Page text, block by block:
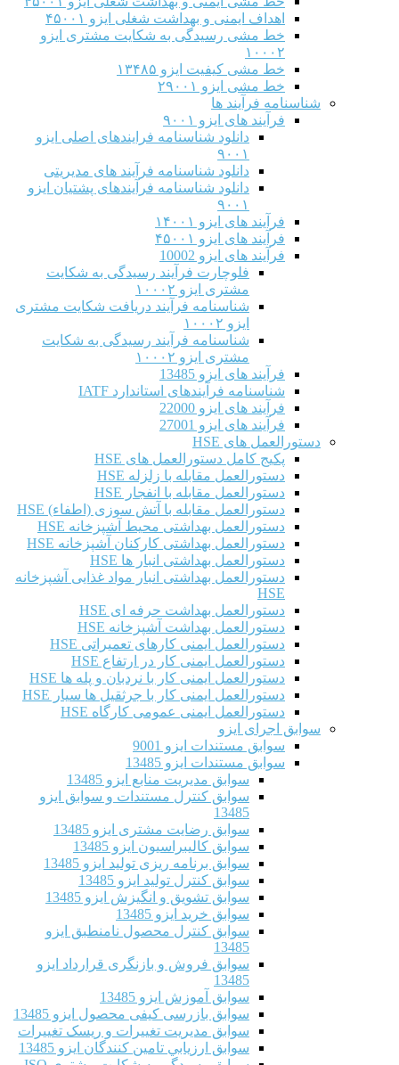
اهداف ایمنی و بهداشت شغلی ایزو ۴۵۰۰۱
خط مشی رسیدگی به شکایت مشتری ایزو
۱۰۰۰۲
خط مشی کیفیت ایزو ۱۳۴۸۵
خط مشی ایزو ۲۹۰۰۱
شناسنامه فرآیند ها
فرآیند های ایزو ۹۰۰۱
دانلود شناسنامه فرایندهای اصلی ایزو
۹۰۰۱
دانلود شناسنامه فرآیند های مدیریتی
دانلود شناسنامه فرآیندهای پشتیان ایزو
۹۰۰۱
فرآیند های ایزو ۱۴۰۰۱
فرآیند های ایزو ۴۵۰۰۱
فرآیند های ایزو 10002
فلوچارت فرآیند رسیدگی به شکایت
مشتری ایزو ۱۰۰۰۲
شناسنامه فرآیند دریافت شکایت مشتری
ایزو ۱۰۰۰۲
شناسنامه فرآیند رسیدگی به شکایت
مشتری ایزو ۱۰۰۰۲
فرآیند های ایزو 13485
شناسنامه فرآیندهای استاندارد IATF
فرآیند های ایزو 22000
فرآیند های ایزو 27001
دستورالعمل های HSE
پکیج کامل دستورالعمل های HSE
دستورالعمل مقابله با زلزله HSE
دستورالعمل مقابله با انفجار HSE
دستورالعمل مقابله با آتش سوزی (اطفاء) HSE
دستورالعمل بهداشتی محیط آشپزخانه HSE
دستورالعمل بهداشتی کارکنان آشپزخانه HSE
دستورالعمل بهداشتی انبار ها HSE
دستورالعمل بهداشتی انبار مواد غذایی آشپزخانه
HSE
دستورالعمل بهداشت حرفه ای HSE
دستورالعمل بهداشت آشپزخانه HSE
دستورالعمل ایمنی کارهای تعمیراتی HSE
دستورالعمل ایمنی کار در ارتفاع HSE
دستورالعمل ایمنی کار با نردبان و پله ها HSE
دستورالعمل ایمنی کار با جرثقیل ها سیار HSE
دستورالعمل ایمنی عمومی کارگاه HSE
سوابق اجرای ایزو
سوابق مستندات ایزو 9001
سوابق مستندات ایزو 13485
سوابق مدیریت منابع ایزو 13485
سوابق کنترل مستندات و سوابق ایزو
13485
سوابق رضایت مشتری ایزو 13485
سوابق كاليبراسيون ایزو 13485
سوابق برنامه ریزی تولید ایزو 13485
سوابق کنترل تولید ایزو 13485
سوابق تشویق و انگیزش ایزو 13485
سوابق خرید ایزو 13485
سوابق کنترل محصول نامنطبق ایزو
13485
سوابق فروش و بازنگری قرارداد ایزو
13485
سوابق آموزش ایزو 13485
سوابق بازرسی کیفی محصول ایزو 13485
سوابق مدیریت تغییرات و ریسک تغییرات
سوابق ارزيابي تامين كنندگان ایزو 13485